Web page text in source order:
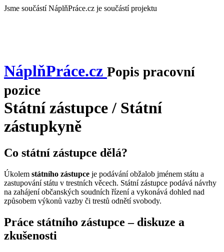
Jsme součástí NáplňPráce.cz je součástí projektu
NáplňPráce.cz Popis pracovní
pozice
Státní zástupce / Státní
zástupkyně
Co státní zástupce dělá?
Úkolem státního zástupce je podávání obžalob jménem státu a
zastupování státu v trestních věcech. Státní zástupce podává návrhy
na zahájení občanských soudních řízení a vykonává dohled nad
způsobem výkonů vazby či trestů odnětí svobody.
Práce státního zástupce – diskuze a
zkušenosti